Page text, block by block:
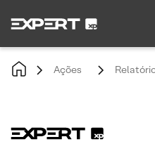
Ações